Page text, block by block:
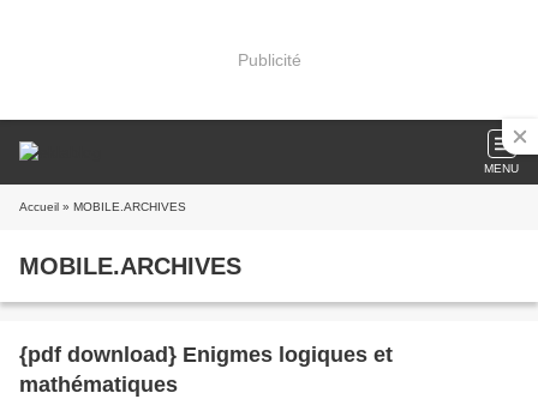
Publicité
MENU
Accueil » MOBILE.ARCHIVES
MOBILE.ARCHIVES
{pdf download} Enigmes logiques et
mathématiques